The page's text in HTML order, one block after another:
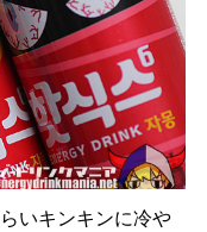
いキンキンに冷や